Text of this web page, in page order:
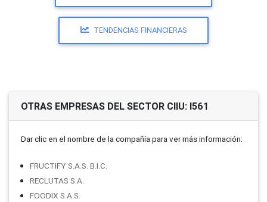
TENDENCIAS FINANCIERAS
OTRAS EMPRESAS DEL SECTOR CIIU: I561
Dar clic en el nombre de la compañí­a para ver más información:
FRUCTIFY S.A.S. B.I.C.
RECLUTAS S.A.
FOODIX S.A.S.